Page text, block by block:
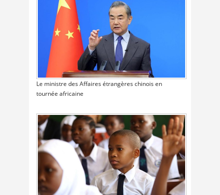
Le ministre des Affaires étrangères chinois en
tournée africaine